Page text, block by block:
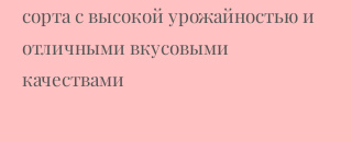
сорта с высокой урожайностью и
отличными вкусовыми
качествами